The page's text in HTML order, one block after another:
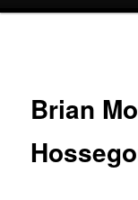
Brian